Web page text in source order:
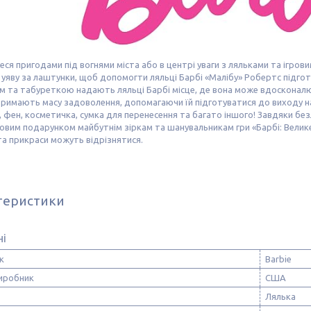
пригодами під вогнями міста або в центрі уваги з ляльками та
за лаштунки, щоб допомогти ляльці Барбі «Малібу» Робертс
та табуреткою надають ляльці Барбі місце, де вона може
масу задоволення, допомагаючи їй підготуватися до виходу
фен, косметичка, сумка для перенесення та багато іншого! Завдяки
подарунком майбутнім зіркам та шанувальникам гри «Барбі:
прикраси можуть відрізнятися.
Barbie
США
Лялька